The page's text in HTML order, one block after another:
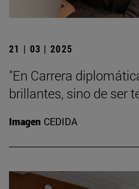
21 | 03 | 2025
"En Carrera
brillantes, sino de ser
Imagen CEDIDA